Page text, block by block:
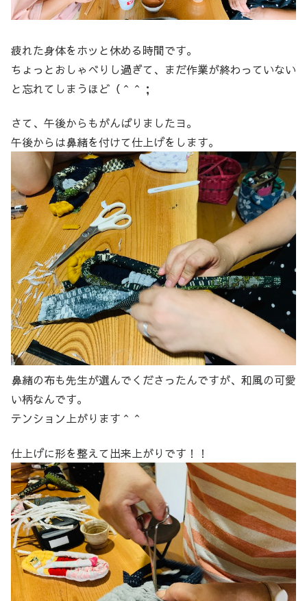
疲れた身体をホッと休める時間です。
ちょっとおしゃべりし過ぎて、まだ作業が終わっていない
と忘れてしまうほど（＾＾；
さて、午後からもがんばりましたヨ。
午後からは鼻緒を付けて仕上げをします。
鼻緒の布も先生が選んでくださったんですが、和風の可愛
い柄なんです。
テンション上がります＾＾
仕上げに形を整えて出来上がりです！！